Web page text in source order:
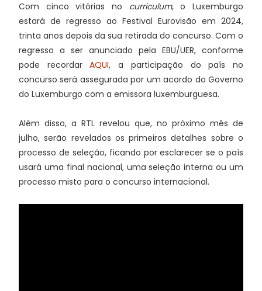
Com cinco vitórias no curriculum, o Luxemburgo
estará de regresso ao Festival Eurovisão em 2024,
trinta anos depois da sua retirada do concurso. Com o
regresso a ser anunciado pela EBU/UER, conforme
pode recordarAQUI, a participação do país no
concurso será assegurada por um acordo do Governo
do Luxemburgo com a emissora luxemburguesa.
Além disso, a RTL revelou que, no próximo mês de
julho, serão revelados os primeiros detalhes sobre o
processo de seleção, ficando por esclarecer se o país
usará uma final nacional, uma seleção interna ou um
processo misto para o concurso internacional.